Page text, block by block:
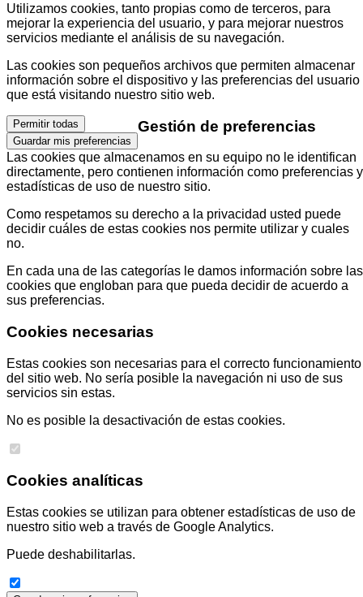
Utilizamos cookies, tanto propias como de terceros, para
mejorar la experiencia del usuario, y para mejorar nuestros
servicios mediante el análisis de su navegación.
Las cookies son pequeños archivos que permiten almacenar
información sobre el dispositivo y las preferencias del usuario
que está visitando nuestro sitio web.
Permitir todas
Guardar mis preferencias
Gestión de preferencias
Las cookies que almacenamos en su equipo no le identifican
directamente, pero contienen información como preferencias y
estadísticas de uso de nuestro sitio.
Como respetamos su derecho a la privacidad usted puede
decidir cuáles de estas cookies nos permite utilizar y cuales
no.
En cada una de las categorías le damos información sobre las
cookies que engloban para que pueda decidir de acuerdo a
sus preferencias.
Cookies necesarias
Estas cookies son necesarias para el correcto funcionamiento
del sitio web. No sería posible la navegación ni uso de sus
servicios sin estas.
No es posible la desactivación de estas cookies.
Cookies analíticas
Estas cookies se utilizan para obtener estadísticas de uso de
nuestro sitio web a través de Google Analytics.
Puede deshabilitarlas.